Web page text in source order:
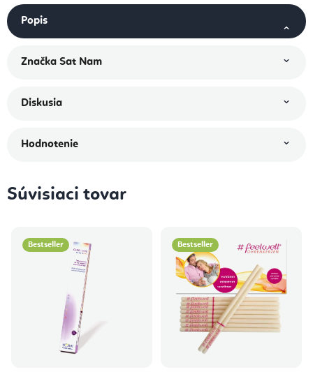
Popis
Značka Sat Nam
Diskusia
Hodnotenie
Súvisiaci tovar
Bestseller Bestseller